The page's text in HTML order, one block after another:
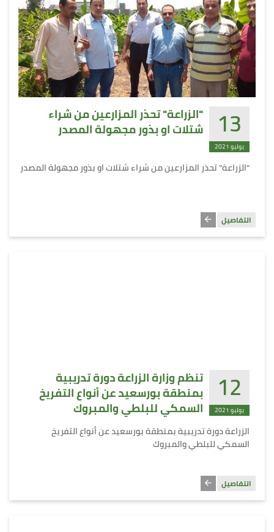
13
يوليو 2021
"الزراعة" تحذر المزارعين من شراء
شتلات او بذور مجهولة المصدر
"الزراعة" تحذر المزارعين من شراء شتلات او بذور مجهولة المصدر
التفاصيل
12
يوليو 2021
تنظم وزارة الزراعة دورة تدريبية
بمنطقة بورسعيد عن أنواع التفريخ
السمكي للبلطي والمبروك
الزراعة دورة تدريبية بمنطقة بورسعيد عن أنواع التفريخ
السمكي للبلطي والمبروك
التفاصيل